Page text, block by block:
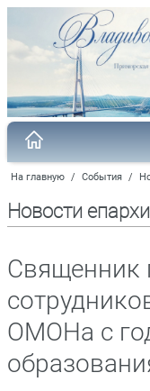
На главную / События /
Новости
Священник
ОМОНа с